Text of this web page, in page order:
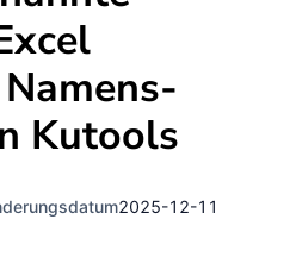
Kutools
2025-12-11